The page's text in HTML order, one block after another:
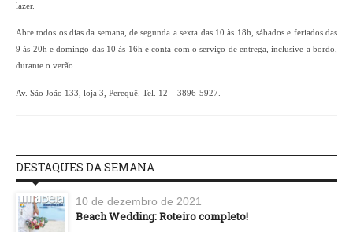
lazer.
Abre todos os dias da semana, de segunda a sexta das 10 às 18h, sábados e feriados das
9 às 20h e domingo das 10 às 16h e conta com o serviço de entrega, inclusive a bordo,
durante o verão.
Av. São João 133, loja 3, Perequê. Tel. 12 – 3896-5927.
DESTAQUES DA SEMANA
10 de dezembro de 2021
Beach Wedding: Roteiro completo!